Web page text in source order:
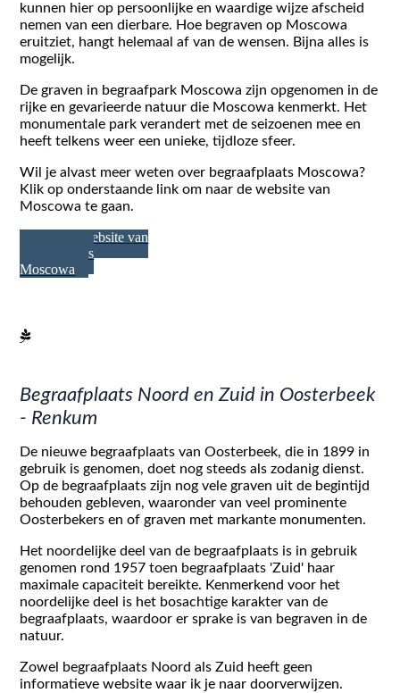
kunnen hier op persoonlijke en waardige wijze afscheid
nemen van een dierbare. Hoe begraven op Moscowa
eruitziet, hangt helemaal af van de wensen. Bijna alles is
mogelijk.
De graven in begraafpark Moscowa zijn opgenomen in de
rijke en gevarieerde natuur die Moscowa kenmerkt. Het
monumentale park verandert met de seizoenen mee en
heeft telkens weer een unieke, tijdloze sfeer.
Wil je alvast meer weten over begraafplaats Moscowa?
Klik op onderstaande link om naar de website van
Moscowa te gaan.
Naar de website van
begraafplaats
Moscowa
Begraafplaats Noord en Zuid in Oosterbeek
- Renkum
De nieuwe begraafplaats van Oosterbeek, die in 1899 in
gebruik is genomen, doet nog steeds als zodanig dienst.
Op de begraafplaats zijn nog vele graven uit de begintijd
behouden gebleven, waaronder van veel prominente
Oosterbekers en of graven met markante monumenten.
Het noordelijke deel van de begraafplaats is in gebruik
genomen rond 1957 toen begraafplaats 'Zuid' haar
maximale capaciteit bereikte. Kenmerkend voor het
noordelijke deel is het bosachtige karakter van de
begraafplaats, waardoor er sprake is van begraven in de
natuur.
Zowel begraafplaats Noord als Zuid heeft geen
informatieve website waar ik je naar doorverwijzen.